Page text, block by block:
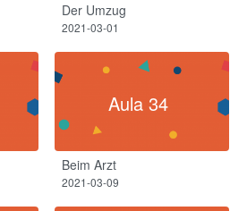
Der Umzug​
2021-03-01
Aula 34
Beim Arzt​
2021-03-09